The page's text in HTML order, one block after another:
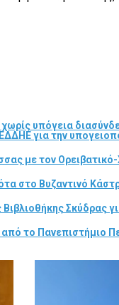
υπόγεια
για την
με τον
στο Βυζαντινό
Σκύδρας
το Πανεπιστήμιο